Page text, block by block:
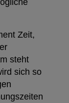
Zeit,
steht
sich so